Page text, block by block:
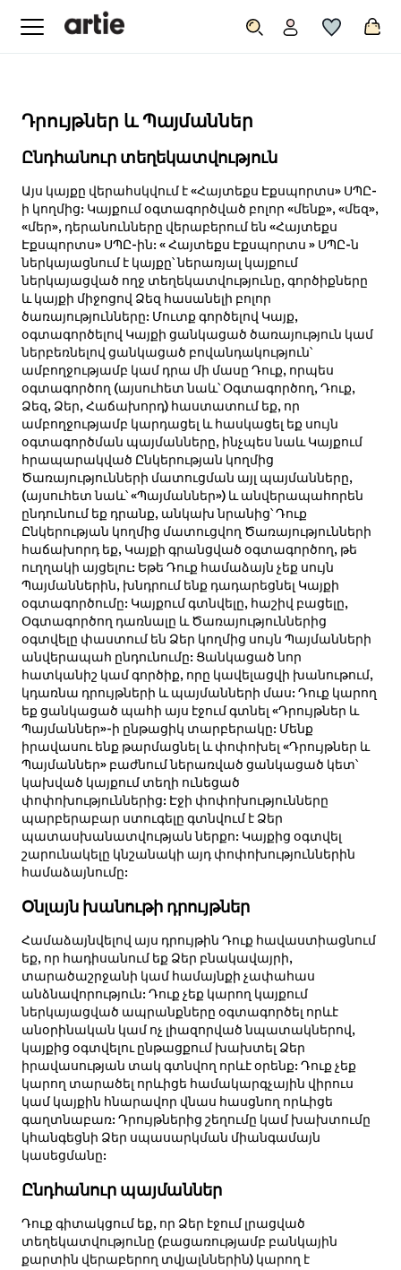
Դրույթներ և Պայմաններ
Ընդհանուր տեղեկատվություն
Այս կայքը վերահսկվում է «Հայտեքս Էքսպորտս» ՍՊԸ-
ի կողմից: Կայքում օգտագործված բոլոր «մենք», «մեզ»,
«մեր», դերանունները վերաբերում են «Հայտեքս
Էքսպորտս» ՍՊԸ-ին: « Հայտեքս Էքսպորտս » ՍՊԸ-ն
ներկայացնում է կայքը՝ ներառյալ կայքում
ներկայացված ողջ տեղեկատվությունը, գործիքները
և կայքի միջոցով Ձեզ հասանելի բոլոր
ծառայությունները: Մուտք գործելով Կայք,
օգտագործելով Կայքի ցանկացած ծառայություն կամ
ներբեռնելով ցանկացած բովանդակություն՝
ամբողջությամբ կամ դրա մի մասը Դուք, որպես
օգտագործող (այսուհետ նաև՝ Օգտագործող, Դուք,
Ձեզ, Ձեր, Հաճախորդ) հաստատում եք, որ
ամբողջությամբ կարդացել և հասկացել եք սույն
օգտագործման պայմանները, ինչպես նաև Կայքում
հրապարակված Ընկերության կողմից
Ծառայությունների մատուցման այլ պայմանները,
(այսուհետ նաև՝ «Պայմաններ») և անվերապահորեն
ընդունում եք դրանք, անկախ նրանից՝ Դուք
Ընկերության կողմից մատուցվող Ծառայությունների
հաճախորդ եք, Կայքի գրանցված օգտագործող, թե
ուղղակի այցելու: Եթե Դուք համաձայն չեք սույն
Պայմաններին, խնդրում ենք դադարեցնել Կայքի
օգտագործումը: Կայքում գտնվելը, հաշիվ բացելը,
Օգտագործող դառնալը և Ծառայություններից
օգտվելը փաստում են Ձեր կողմից սույն Պայմանների
անվերապահ ընդունումը: Ցանկացած նոր
հատկանիշ կամ գործիք, որը կավելացվի խանութում,
կդառնա դրույթների և պայմանների մաս: Դուք կարող
եք ցանկացած պահի այս էջում գտնել «Դրույթներ և
Պայմաններ»-ի ընթացիկ տարբերակը: Մենք
իրավասու ենք թարմացնել և փոփոխել «Դրույթներ և
Պայմաններ» բաժնում ներառված ցանկացած կետ՝
կախված կայքում տեղի ունեցած
փոփոխություններից: Էջի փոփոխությունները
պարբերաբար ստուգելը գտնվում է Ձեր
պատասխանատվության ներքո: Կայքից օգտվել
շարունակելը կնշանակի այդ փոփոխություններին
համաձայնումը:
Օնլայն խանութի դրույթներ
Համաձայնվելով այս դրույթին Դուք հավաստիացնում
եք, որ հադիսանում եք Ձեր բնակավայրի,
տարածաշրջանի կամ համայնքի չափահաս
անձնավորություն: Դուք չեք կարող կայքում
ներկայացված ապրանքները օգտագործել որևէ
անօրինական կամ ոչ լիազորված նպատակներով,
կայքից օգտվելու ընթացքում խախտել Ձեր
իրավասության տակ գտնվող որևէ օրենք: Դուք չեք
կարող տարածել որևիցե համակարգչային վիրուս
կամ կայքին հնարավոր վնաս հասցնող որևիցե
գաղտնաբառ: Դրույթներից շեղումը կամ խախտումը
կհանգեցնի Ձեր սպասարկման միանգամայն
կասեցմանը:
Ընդհանուր պայմաններ
Դուք գիտակցում եք, որ Ձեր էջում լրացված
տեղեկատվությունը (բացառությամբ բանկային
քարտին վերաբերող տվյալններին) կարող է